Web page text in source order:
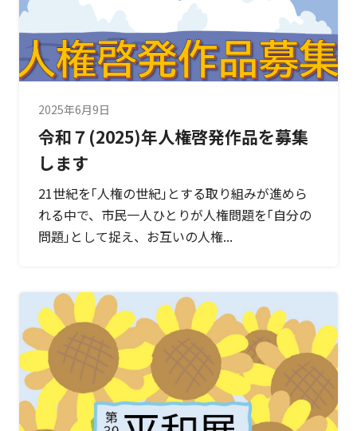
2025年6月9日
令和７(2025)年人権啓発作品を募集
します
21世紀を｢人権の世紀｣とする取り組みが進めら
れる中で、市民一人ひとりが人権問題を｢自分の
問題｣として捉え、お互いの人権...